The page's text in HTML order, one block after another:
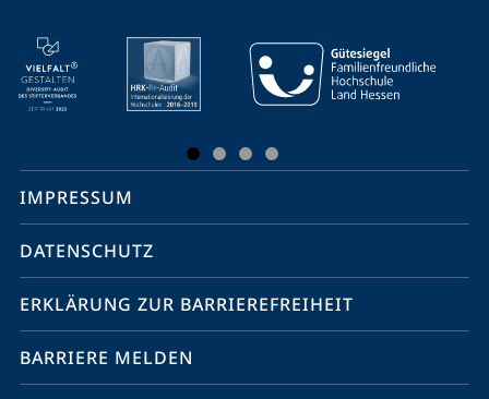
Mobile-
Service-
Navigation
Social
Media
Kontakte
IMPRESSUM
DATENSCHUTZ
ERKLÄRUNG ZUR BARRIEREFREIHEIT
BARRIERE MELDEN